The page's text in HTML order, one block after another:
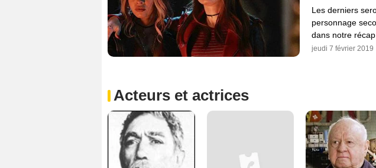
Les derniers
personnage
dans notre
jeudi 7 février 2019
Acteurs et actrices